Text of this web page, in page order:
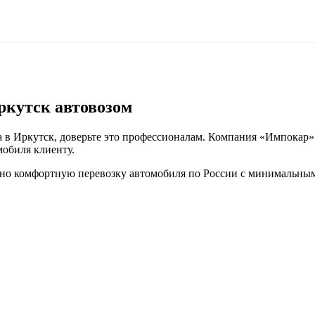
автовозом
Иркутск, доверьте это профессионалам. Компания
клиенту.
комфортную перевозку автомобиля по России с